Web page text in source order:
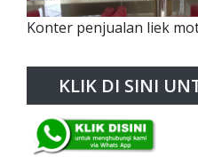
Konter penjualan liek
KLIK DI SINI